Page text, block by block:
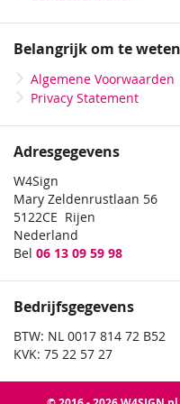
Belangrijk om te weten
Algemene Voorwaarden
Privacy Statement
Adresgegevens
W4Sign
Mary Zeldenrustlaan 56
5122CE Rijen
Nederland
Bel 06 13 09 59 98
Bedrijfsgegevens
BTW: NL 0017 814 72 B52
KVK: 75 22 57 27